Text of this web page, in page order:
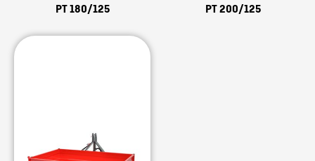
PT 180/125 PT 200/125